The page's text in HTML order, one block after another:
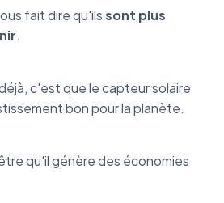
fait dire qu'ilssont plus
.
c'est que le capteur solaire
bon pour la planète.
qu'il génère des économies